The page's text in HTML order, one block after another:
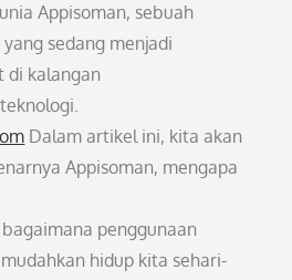
Appisoman, sebuah
sedang menjadi
di kalangan
Dalam artikel ini, kita akan
Appisoman, mengapa
penggunaan
hidup kita sehari-